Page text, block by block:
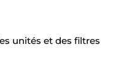
unités et des filtres